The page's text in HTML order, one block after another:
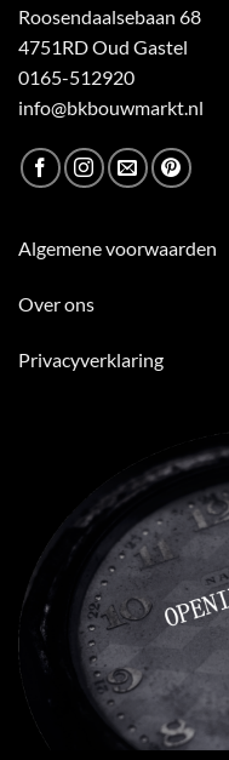
Roosendaalsebaan 68
4751RD Oud Gastel
0165-512920
info@bkbouwmarkt.nl
Algemene voorwaarden
Over ons
Privacyverklaring